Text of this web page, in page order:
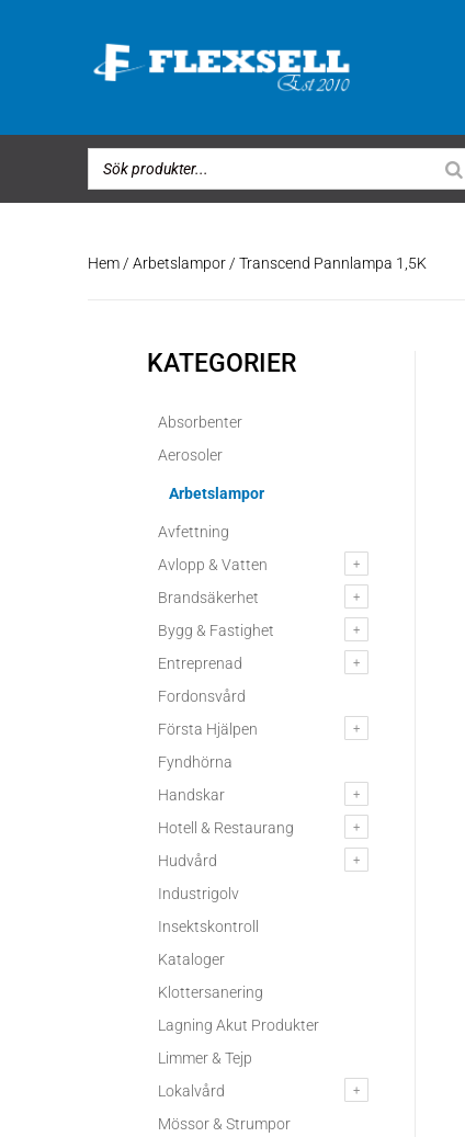
Hem/ Arbetslampor/ Transcend Pannlampa 1,5K
KATEGORIER
Absorbenter
Aerosoler
Arbetslampor
Avfettning
Avlopp & Vatten
Brandsäkerhet
Bygg & Fastighet
Entreprenad
Fordonsvård
Första Hjälpen
Fyndhörna
Handskar
Hotell & Restaurang
Hudvård
Industrigolv
Insektskontroll
Kataloger
Klottersanering
Lagning Akut Produkter
Limmer & Tejp
Lokalvård
Mössor & Strumpor